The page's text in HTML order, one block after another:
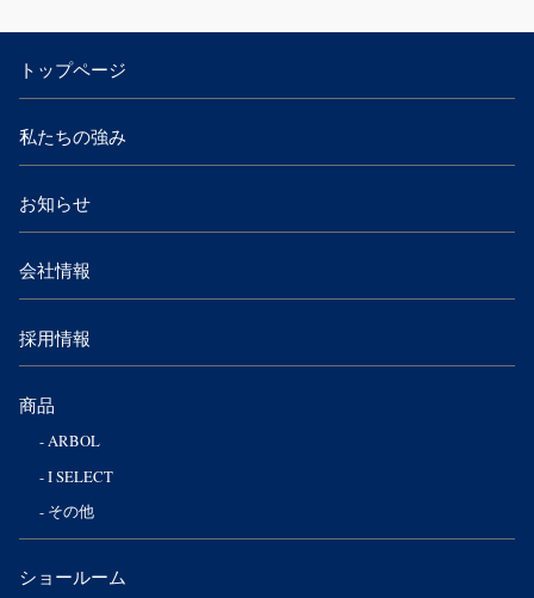
トップページ
私たちの強み
お知らせ
会社情報
採用情報
商品
ARBOL
I SELECT
その他
ショールーム